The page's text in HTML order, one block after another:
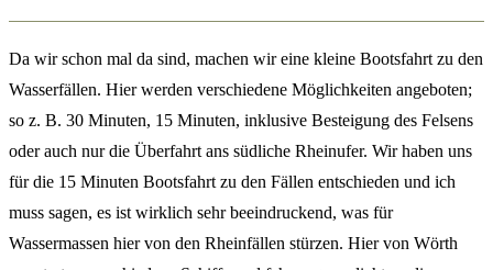
Da wir schon mal da sind, machen wir eine kleine Bootsfahrt zu den
Wasserfällen. Hier werden verschiedene Möglichkeiten angeboten;
so z. B. 30 Minuten, 15 Minuten, inklusive Besteigung des Felsens
oder auch nur die Überfahrt ans südliche Rheinufer. Wir haben uns
für die 15 Minuten Bootsfahrt zu den Fällen entschieden und ich
muss sagen, es ist wirklich sehr beeindruckend, was für
Wassermassen hier von den Rheinfällen stürzen. Hier von Wörth